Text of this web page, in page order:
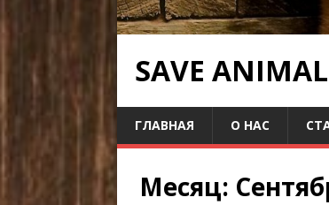
SAVE
ГЛАВНАЯ О НАС
Месяц: